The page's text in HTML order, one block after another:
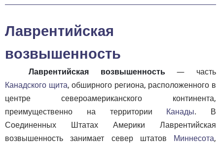
Лаврентийская
возвышенность
Лаврентийская возвышенность— часть
Канадского щита, обширного региона, расположенного в
центре североамериканского континента,
преимущественно на территории Канады. В
Соединенных Штатах Америки Лаврентийская
возвышенность занимает север штатов Миннесота,